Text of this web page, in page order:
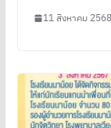
11 สิงหาคม 2568